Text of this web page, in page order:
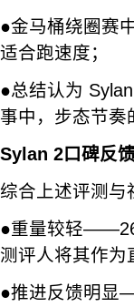
●金马桶绕圈赛
适合跑速度；
●总结认为
事中，步态节奏
Sylan 2口碑反
综合上述评测与
●重量较轻
测评人将其作为
●推进反馈明显